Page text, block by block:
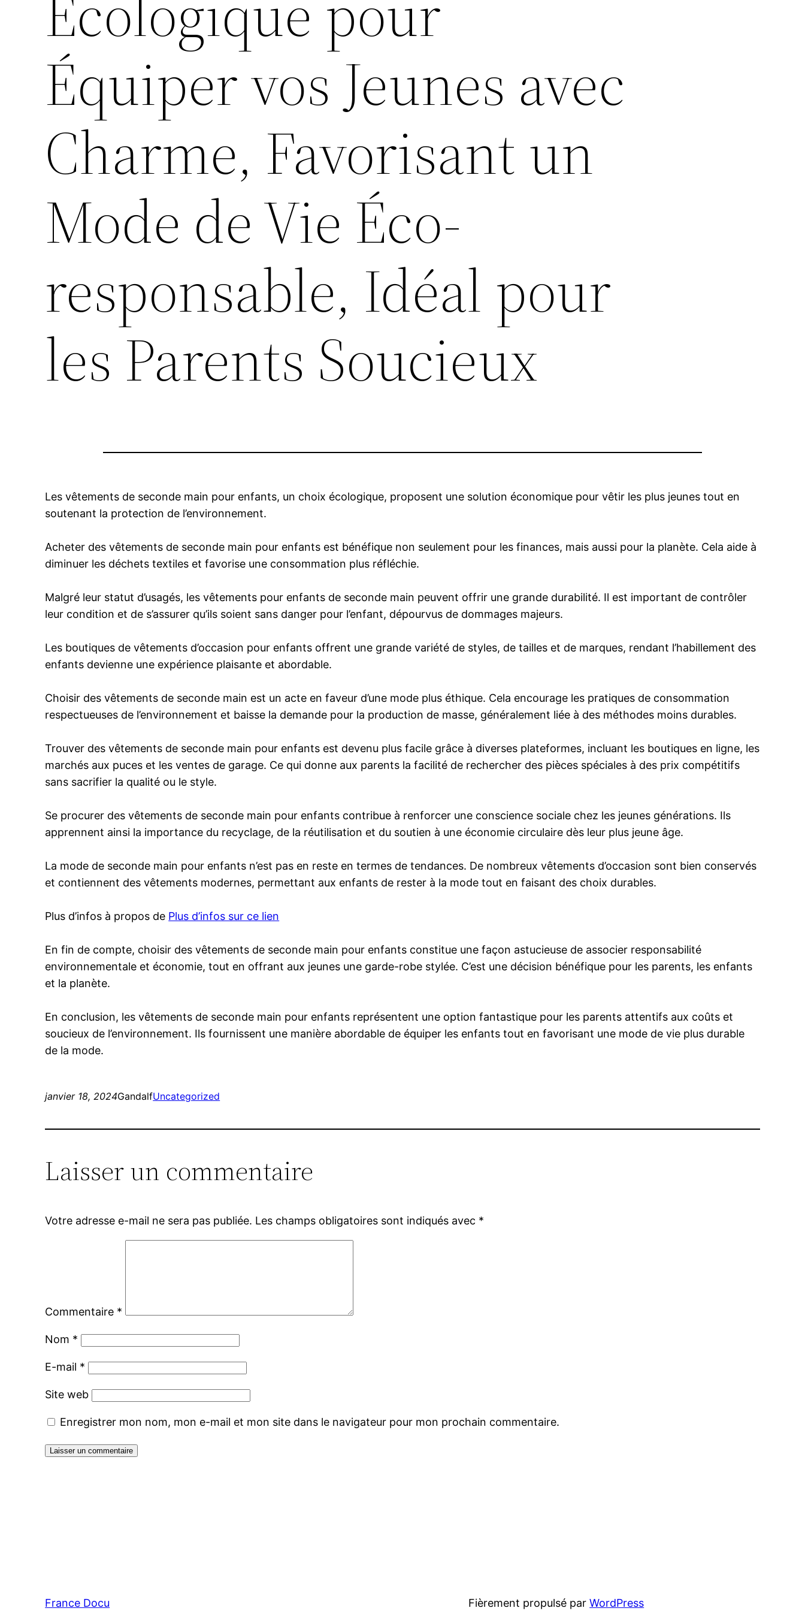
Équiper vos Jeunes avec
Charme, Favorisant un
Mode de Vie Éco-
responsable, Idéal pour
les Parents Soucieux
Les vêtements de seconde main pour enfants, un choix écologique, proposent une solution économique pour vêtir les plus jeunes tout en
soutenant la protection de l’environnement.
Acheter des vêtements de seconde main pour enfants est bénéfique non seulement pour les finances, mais aussi pour la planète. Cela aide à
diminuer les déchets textiles et favorise une consommation plus réfléchie.
Malgré leur statut d’usagés, les vêtements pour enfants de seconde main peuvent offrir une grande durabilité. Il est important de contrôler
leur condition et de s’assurer qu’ils soient sans danger pour l’enfant, dépourvus de dommages majeurs.
Les boutiques de vêtements d’occasion pour enfants offrent une grande variété de styles, de tailles et de marques, rendant l’habillement des
enfants devienne une expérience plaisante et abordable.
Choisir des vêtements de seconde main est un acte en faveur d’une mode plus éthique. Cela encourage les pratiques de consommation
respectueuses de l’environnement et baisse la demande pour la production de masse, généralement liée à des méthodes moins durables.
Trouver des vêtements de seconde main pour enfants est devenu plus facile grâce à diverses plateformes, incluant les boutiques en ligne, les
marchés aux puces et les ventes de garage. Ce qui donne aux parents la facilité de rechercher des pièces spéciales à des prix compétitifs
sans sacrifier la qualité ou le style.
Se procurer des vêtements de seconde main pour enfants contribue à renforcer une conscience sociale chez les jeunes générations. Ils
apprennent ainsi la importance du recyclage, de la réutilisation et du soutien à une économie circulaire dès leur plus jeune âge.
La mode de seconde main pour enfants n’est pas en reste en termes de tendances. De nombreux vêtements d’occasion sont bien conservés
et contiennent des vêtements modernes, permettant aux enfants de rester à la mode tout en faisant des choix durables.
Plus d’infos à propos de Plus d’infos sur ce lien
En fin de compte, choisir des vêtements de seconde main pour enfants constitue une façon astucieuse de associer responsabilité
environnementale et économie, tout en offrant aux jeunes une garde-robe stylée. C’est une décision bénéfique pour les parents, les enfants
et la planète.
En conclusion, les vêtements de seconde main pour enfants représentent une option fantastique pour les parents attentifs aux coûts et
soucieux de l’environnement. Ils fournissent une manière abordable de équiper les enfants tout en favorisant une mode de vie plus durable
de la mode.
janvier 18, 2024GandalfUncategorized
Laisser un commentaire
Votre adresse e-mail ne sera pas publiée. Les champs obligatoires sont indiqués avec *
Commentaire *
Nom *
E-mail *
Site web
Enregistrer mon nom, mon e-mail et mon site dans le navigateur pour mon prochain commentaire.
France Docu Fièrement propulsé parWordPress